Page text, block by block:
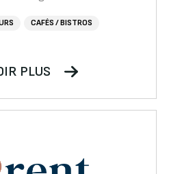
CAFÉS / BISTROS
PLUS